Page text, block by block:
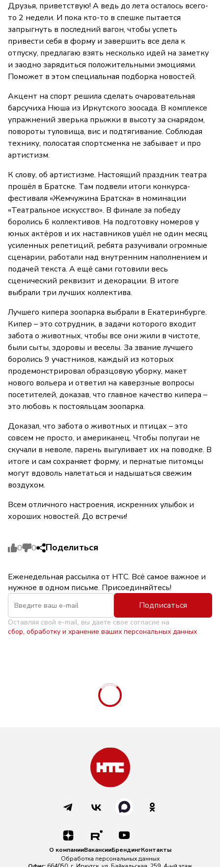
Друзья, приветствую! А ведь до лета осталось всего-
то 2 недели. И пока кто-то в спешке пытается
запрыгнуть в последний вагон, чтобы успеть
привести себя в форму и завершить все дела к
отпуску, предлагаю взять несколько идей на заметку
и заодно зарядиться положительными эмоциями.
Поможет в этом специальная подборка новостей.
Акцент на спорт решила сделать очаровательная
барсучиха Нюша из Иркутского зоосада. В комплексе
упражнений зверька прыжки в высоту за снарядом,
повороты туловища, вис и подтягивание. Соблюдая
технику, полосатая спортсменка не забывает и про
артистизм.
К слову, об артистизме. Настоящий праздник театра
прошёл в Братске. Там подвели итоги конкурса-
фестиваля «Жемчужина Братска» в номинации
«Театральное искусство». В финале за победу
боролись 6 коллективов. На подготовку номеров у
юных актёров и их наставников ушёл не один месяц
усиленных репетиций, ребята разучивали огромные
сценарии, работали над внутренним наполнением и
подачей текста. А ещё сами готовили весь
сценический реквизит и декорации. В итоге
выбрали три лучших коллектива.
Лучшего кипера зоопарка выбрали в Екатеринбурге.
Кипер – это сотрудник, в задачи которого входит
забота о животных, чтобы все они жили в чистоте,
были сыты, здоровы и веселы. За звание лучшего
боролись 9 участников, каждый из которых
продемонстрировал образцовую уборку, макет
нового вольера и ответил на каверзные вопросы
посетителей, доказав, что главное качество кипера –
это любовь к постояльцам зоопарка.
Доказал, что забота о животных и птицах – это
совсем не просто, и американец. Чтобы попугаи не
скучали в неволе, парень выгуливает их на поводке. В
итоге и сам сохраняет форму, и пернатые питомцы
могут вдоволь налетаться и надышаться свежим
воздухом.
Всем отличного настроения, искренних улыбок и
хороших новостей. До встречи!
0 0 Поделиться
Еженедельная рассылка от НТС. Всё самое важное и
нужное в одном письме. Присоединяйтесь!
Подписаться
Оставляя свой e-mail, вы даете свое согласие на
сбор, обработку и хранение ваших персональных данных
О компанииВакансииБрендингКонтакты
Обработка персональных данных